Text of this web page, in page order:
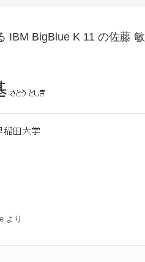
IBM BigBlue K 11 の佐藤
より